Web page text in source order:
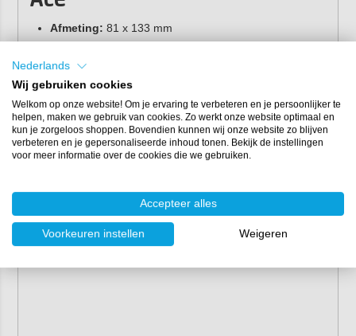
Afmeting: 81 x 133 mm
Korrelgroottes:
P320, P400
Verlijming:hars over hars
Basis:polyamide/polyester
Bestrooiing:gesloten
Kleur:lichtrood
Verpakking
Per doos à 50 stuks
Nederlands
Wij gebruiken cookies
Welkom op onze website! Om je ervaring te verbeteren en je persoonlijker te
helpen, maken we gebruik van cookies. Zo werkt onze website optimaal en
kun je zorgeloos shoppen. Bovendien kunnen wij onze website zo blijven
verbeteren en je gepersonaliseerde inhoud tonen. Bekijk de instellingen
voor meer informatie over de cookies die we gebruiken.
Accepteer alles
Voorkeuren instellen Weigeren